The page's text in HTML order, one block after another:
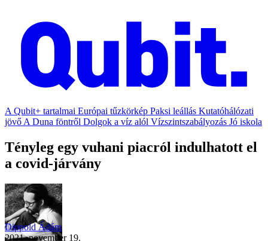
A Qubit+ tartalmai Európai tűzkörkép Paksi leállás Kutatóhálózati
jövő A Duna föntről Dolgok a víz alól Vízszintszabályozás Jó iskola
Tényleg egy vuhani piacról indulhatott el
a covid-járvány
Dippold Ádám
2021. november 19.